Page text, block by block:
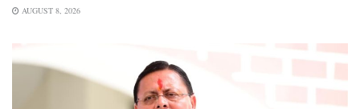
AUGUST 8, 2026